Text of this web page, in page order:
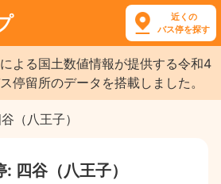
近くの
バス停を探す
よる国土数値情報が提供する令和4
停留所のデータを搭載しました。
（八王子）
四谷（八王子）